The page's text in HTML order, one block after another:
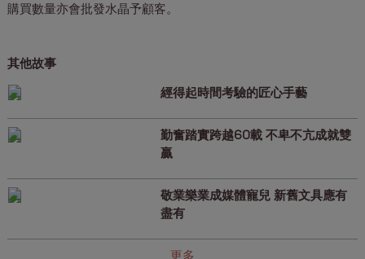
購買數量亦會批發水晶予顧客。
其他故事
經得起時間考驗的匠心手藝
勤奮踏實跨越60載 不卑不亢成就雙
贏
敬業樂業成媒體寵兒 新舊文具應有
盡有